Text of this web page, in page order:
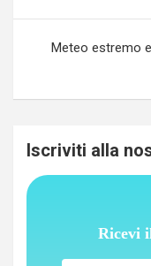
Meteo estremo
Iscriviti alla
Ricevi